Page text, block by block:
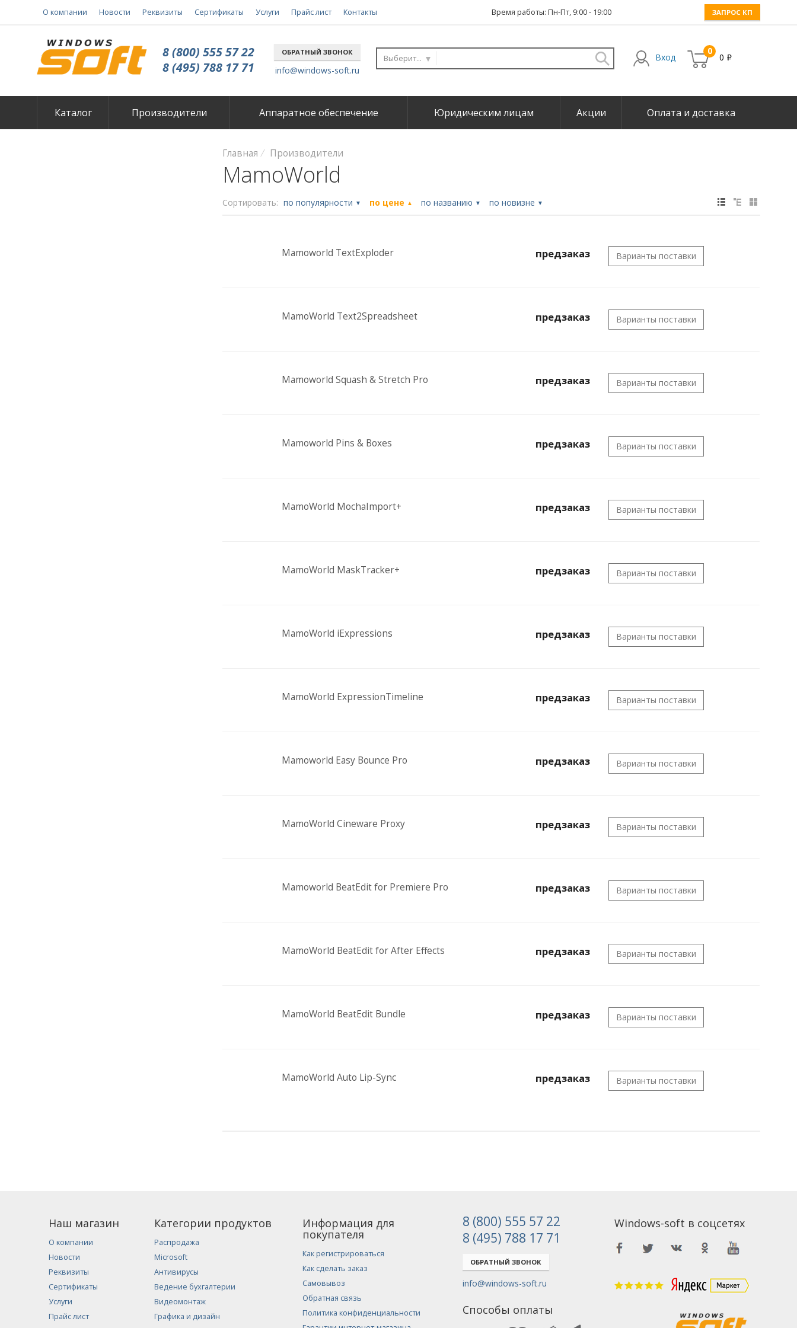
О компании Новости Реквизиты Сертификаты Услуги Прайс лист Контакты Время работы: Пн-Пт, 9:00 - 19:00 ЗАПРОС КП
8 (800) 555 57 22
8 (495) 788 17 71
ОБРАТНЫЙ ЗВОНОК
info@windows-soft.ru
Выберите... Вход
0
0 i
Каталог Производители Аппаратное обеспечение Юридическим лицам Акции Оплата и доставка
Главная Производители
MamoWorld
Сортировать: по популярности ▼ по цене ▲ по названию ▼ по новизне ▼
Mamoworld TextExploder предзаказ Варианты поставки
MamoWorld Text2Spreadsheet предзаказ Варианты поставки
Mamoworld Squash & Stretch Pro предзаказ Варианты поставки
Mamoworld Pins & Boxes предзаказ Варианты поставки
MamoWorld MochaImport+ предзаказ Варианты поставки
MamoWorld MaskTracker+ предзаказ Варианты поставки
MamoWorld iExpressions предзаказ Варианты поставки
MamoWorld ExpressionTimeline предзаказ Варианты поставки
Mamoworld Easy Bounce Pro предзаказ Варианты поставки
MamoWorld Cineware Proxy предзаказ Варианты поставки
Mamoworld BeatEdit for Premiere Pro предзаказ Варианты поставки
MamoWorld BeatEdit for After Effects предзаказ Варианты поставки
MamoWorld BeatEdit Bundle предзаказ Варианты поставки
MamoWorld Auto Lip-Sync предзаказ Варианты поставки
Наш магазин
О компании
Новости
Реквизиты
Сертификаты
Услуги
Прайс лист
Категории продуктов
Распродажа
Microsoft
Антивирусы
Ведение бухгалтерии
Видеомонтаж
Графика и дизайн
Информация для
покупателя
Как регистрироваться
Как сделать заказ
Самовывоз
Обратная связь
Политика конфиденциальности
8 (800) 555 57 22
8 (495) 788 17 71
ОБРАТНЫЙ ЗВОНОК
info@windows-soft.ru
Windows-soft в соцсетях
Способы оплаты